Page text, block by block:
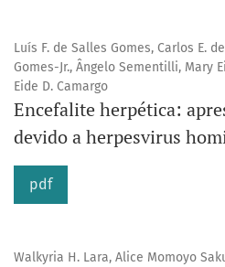
Luís F. de Salles Gomes, Carlos E.
Gomes-Jr., Ângelo Sementilli, Mary
Eide D. Camargo
Encefalite herpética:
devido a herpesvirus
pdf
Walkyria H. Lara, Alice Momoyo